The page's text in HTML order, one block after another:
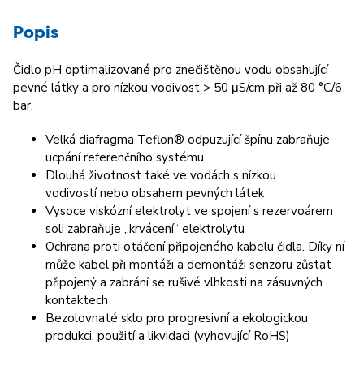
Popis
Čidlo pH optimalizované pro znečištěnou vodu obsahující
pevné látky a pro nízkou vodivost > 50 μS/cm při až 80 °C/6
bar.
Velká diafragma Teflon® odpuzující špínu zabraňuje
ucpání referenčního systému
Dlouhá životnost také ve vodách s nízkou
vodivostí nebo obsahem pevných látek
Vysoce viskózní elektrolyt ve spojení s rezervoárem
soli zabraňuje „krvácení“ elektrolytu
Ochrana proti otáčení připojeného kabelu čidla. Díky ní
může kabel při montáži a demontáži senzoru zůstat
připojený a zabrání se rušivé vlhkosti na zásuvných
kontaktech
Bezolovnaté sklo pro progresivní a ekologickou
produkci, použití a likvidaci (vyhovující RoHS)